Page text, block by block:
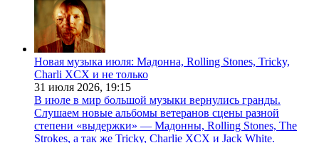
Новая музыка июля: Мадонна, Rolling Stones, Tricky,
Charli XCX и не только
31 июля 2026, 19:15
В июле в мир большой музыки вернулись гранды.
Слушаем новые альбомы ветеранов сцены разной
степени «выдержки» — Мадонны, Rolling Stones, The
Strokes, а так же Tricky, Charlie XCX и Jack White.